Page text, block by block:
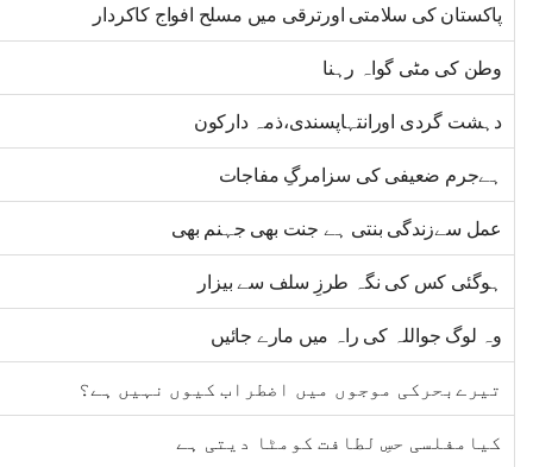
پاکستان کی سلامتی اورترقی میں مسلح افواج کاکردار
وطن کی مٹی گواہ رہنا
دہشت گردی اورانتہاپسندی،ذمہ دارکون
ہےجرم ضعیفی کی سزامرگِ مفاجات
عمل سےزندگی بنتی ہے جنت بھی جہنم بھی
ہوگئی کس کی نگہ طرزِ سلف سے بیزار
وہ لوگ جواللہ کی راہ میں مارے جائیں
تیرےبحرکی موجوں میں اضطراب کیوں نہیں ہے؟
کیامفلسی حسِ لطافت کومٹا دیتی ہے